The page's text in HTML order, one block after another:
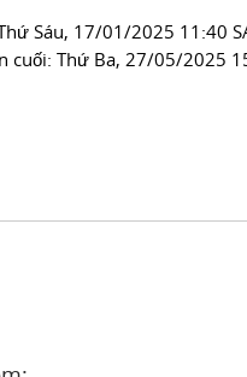
Sáu, 17/01/2025 11:40
cuối: Thứ Ba, 27/05/2025